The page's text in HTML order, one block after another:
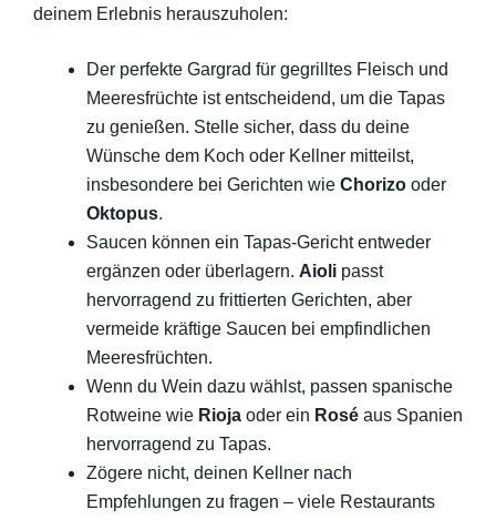
deinem Erlebnis herauszuholen:
Der perfekte Gargrad für gegrilltes Fleisch und
Meeresfrüchte ist entscheidend, um die Tapas
zu genießen. Stelle sicher, dass du deine
Wünsche dem Koch oder Kellner mitteilst,
insbesondere bei Gerichten wie Chorizo oder
Oktopus.
Saucen können ein Tapas-Gericht entweder
ergänzen oder überlagern. Aioli passt
hervorragend zu frittierten Gerichten, aber
vermeide kräftige Saucen bei empfindlichen
Meeresfrüchten.
Wenn du Wein dazu wählst, passen spanische
Rotweine wie Rioja oder ein Rosé aus Spanien
hervorragend zu Tapas.
Zögere nicht, deinen Kellner nach
Empfehlungen zu fragen – viele Restaurants